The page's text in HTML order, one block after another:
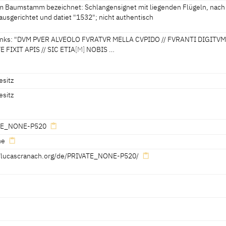
nicht authentisch]
Baumstamm bezeichnet: Schlangensignet mit liegenden Flügeln, nach
und datiet "1532"; nicht authentisch
mit liegenden Flügeln, nach rechts ausgerichtet und
"DVM PVER ALVEOLO FVRATVR MELLA CVPIDO // FVRANTI DIGITVM
FIXIT APIS // SIC ETIA[M] NOBIS …
CVPIDO // FVRANTI DIGITVM CVSPITE FIXIT APIS // SIC ETIA
PETIMVS [TRIS]
Höhlung Honig sich stiehlt, stach die Biene den Dieb mit dem Stachel in
und vergängliche Wollust, die mit herbem Schmerz vermischt ist.)
P520
de/PRIVATE_NONE-P520/